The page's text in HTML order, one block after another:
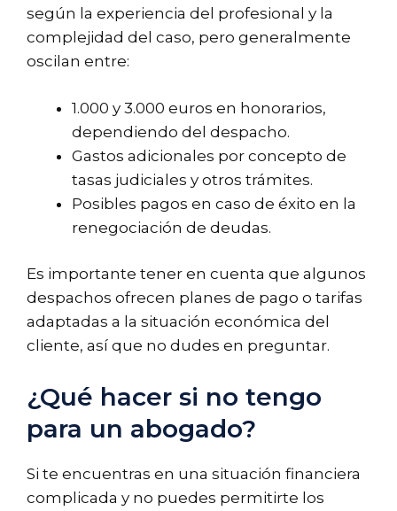
según la experiencia del profesional y la
complejidad del caso, pero generalmente
oscilan entre:
1.000 y 3.000 euros en honorarios,
dependiendo del despacho.
Gastos adicionales por concepto de
tasas judiciales y otros trámites.
Posibles pagos en caso de éxito en la
renegociación de deudas.
Es importante tener en cuenta que algunos
despachos ofrecen planes de pago o tarifas
adaptadas a la situación económica del
cliente, así que no dudes en preguntar.
¿Qué hacer si no tengo
para un abogado?
Si te encuentras en una situación financiera
complicada y no puedes permitirte los